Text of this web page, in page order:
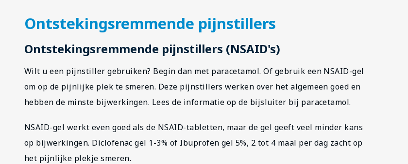
Ontstekingsremmende pijnstillers
Ontstekingsremmende pijnstillers (NSAID's)
Wilt u een pijnstiller gebruiken? Begin dan met paracetamol. Of gebruik een NSAID-gel
om op de pijnlijke plek te smeren. Deze pijnstillers werken over het algemeen goed en
hebben de minste bijwerkingen. Lees de informatie op de bijsluiter bij paracetamol.
NSAID-gel werkt even goed als de NSAID-tabletten, maar de gel geeft veel minder kans
op bijwerkingen. Diclofenac gel 1-3% of Ibuprofen gel 5%, 2 tot 4 maal per dag zacht op
het pijnlijke plekje smeren.